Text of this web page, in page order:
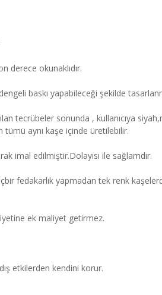
derece okunaklıdır.
baskı yapabileceği şekilde
tecrübeler sonunda , kullanıcıya
aynı kaşe içinde üretilebilir.
imal edilmiştir.Dolayısı ile sağlamdır.
fedakarlık yapmadan tek renk
ek maliyet getirmez.
etkilerden kendini korur.